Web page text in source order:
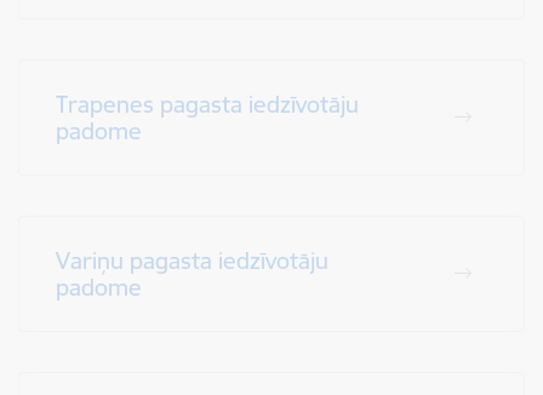
Trapenes pagasta iedzīvotāju
padome
Variņu pagasta iedzīvotāju
padome